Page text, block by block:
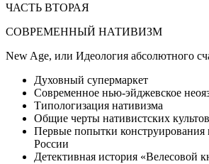
ЧАСТЬ ВТОРАЯ
СОВРЕМЕННЫЙ НАТИВИЗМ
New Age, или Идеология абсолютного
Духовный супермаркет
Современное нью-эйджевское
Типологизация нативизма
Общие черты нативистских культов
Первые попытки конструирования
России
Детективная история «Велесовой